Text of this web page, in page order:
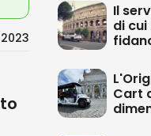
Il
di
Cart